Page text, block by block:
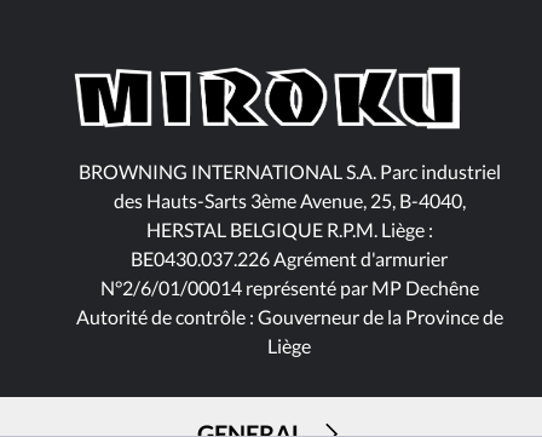
BROWNING INTERNATIONAL S.A. Parc industriel
des Hauts-Sarts 3ème Avenue, 25, B-4040,
HERSTAL BELGIQUE R.P.M. Liège :
BE0430.037.226 Agrément d'armurier
N°2/6/01/00014 représenté par MP Dechêne
Autorité de contrôle : Gouverneur de la Province de
Liège